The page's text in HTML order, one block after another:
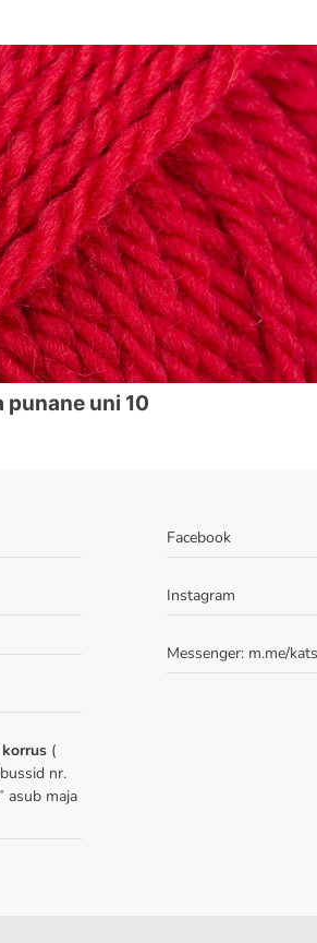
punane uni 10
(
nr.
asub maja
Facebook
Instagram
Messenger: m.me/